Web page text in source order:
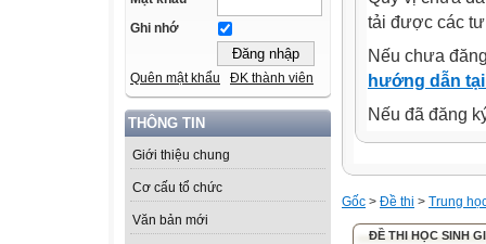
Ghi nhớ
Quên mật khẩu ĐK thành viên
THÔNG TIN
Giới thiệu chung
Cơ cấu tổ chức
Văn bản mới
tải được các
Nếu chưa
hướng dẫn
Nếu đã đăng
Gốc > Đề thi > Trung
ĐỀ THI HỌC SINH